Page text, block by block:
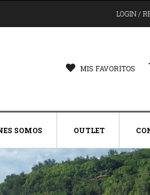
LOGIN /
MIS FAVORITOS
SOMOS OUTLET